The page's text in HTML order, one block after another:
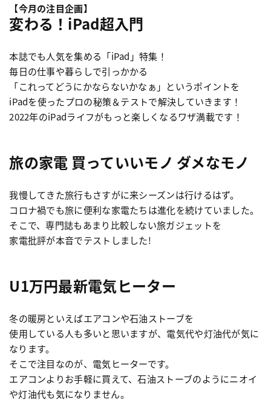
【今月の注目企画】
変わる！iPad超入門
本誌でも人気を集める「iPad」特集！
毎日の仕事や暮らしで引っかかる
「これってどうにかならないかなぁ」というポイントを
iPadを使ったプロの秘策＆テストで解決していきます！
2022年のiPadライフがもっと楽しくなるワザ満載です！
旅の家電 買っていいモノ ダメなモノ
我慢してきた旅行もさすがに来シーズンは行けるはず。
コロナ禍でも旅に便利な家電たちは進化を続けていました。
そこで、専門誌もあまり比較しない旅ガジェットを
家電批評が本音でテストしました!
U1万円最新電気ヒーター
冬の暖房といえばエアコンや石油ストーブを
使用している人も多いと思いますが、電気代や灯油代が気に
なります。
そこで注目なのが、電気ヒーターです。
エアコンよりお手軽に買えて、石油ストーブのようにニオイ
や灯油代も気になりません。